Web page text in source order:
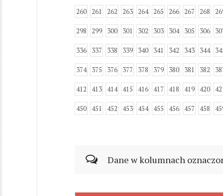
260 261 262 263 264 265 266 267 268
298 299 300 301 302 303 304 305 306
336 337 338 339 340 341 342 343 344
374 375 376 377 378 379 380 381 382
412 413 414 415 416 417 418 419 420
450 451 452 453 454 455 456 457 458
Dane w kolumnach